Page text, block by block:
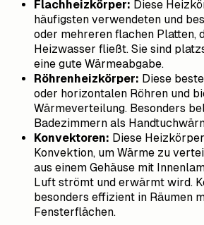
Flachheizkörper: Diese
häufigsten verwendeten und
oder mehreren flachen Platten,
Heizwasser fließt. Sie sind
eine gute Wärmeabgabe.
Röhrenheizkörper: Diese
oder horizontalen Röhren und
Wärmeverteilung. Besonders
Badezimmern als
Konvektoren: Diese
Konvektion, um Wärme zu
aus einem Gehäuse mit
Luft strömt und erwärmt wird.
besonders effizient in Räumen
Fensterflächen.